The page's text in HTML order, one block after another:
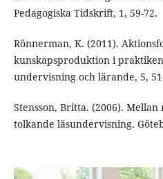
Pedagogiska Tidskrift, 1, 59-72.
Rönnerman, K. (2011).
kunskapsproduktion i
undervisning och lärande, 5,
Stensson, Britta. (2006).
tolkande läsundervisning.